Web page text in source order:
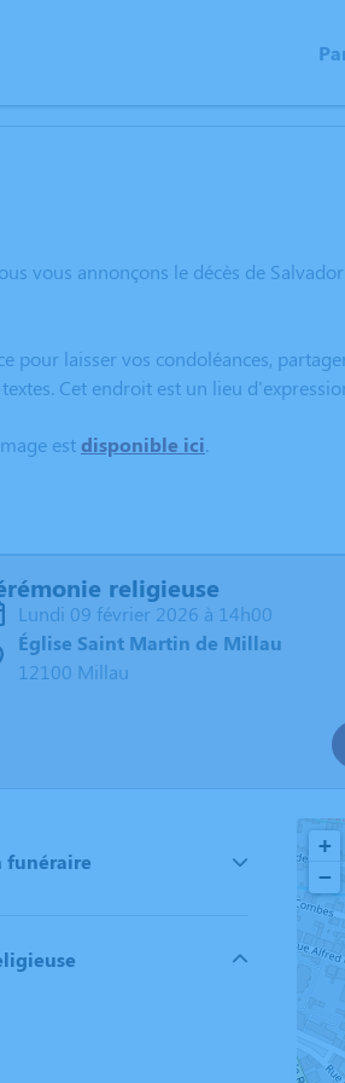
vous annonçons le décès de
pour laisser vos condoléances,
Cet endroit est un lieu
estdisponible ici.
religieuse
lundi 09 février 2026 à 14h00
Église Saint Martin de Millau
12100 Millau
funéraire
+
−